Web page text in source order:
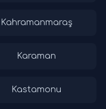
Kahramanmaraş
Karaman
Kastamonu